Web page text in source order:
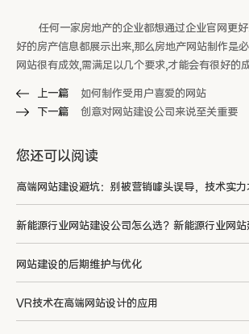
任何一家房地产的企业都想通过企业官网更好
好的房产信息都展示出来,那么房地产网站制作是
网站很有成效,需满足以几个要求,才能会有很好的成
上一篇
如何制作受用户喜爱的网站
下一篇
创意对网站建设公司来说至关重要
您还可以阅读
高端网站建设避坑：别被营销噱头误导，技术实
新能源行业网站建设公司怎么选？新能源行业网
网站建设的后期维护与优化
VR技术在高端网站设计的应用